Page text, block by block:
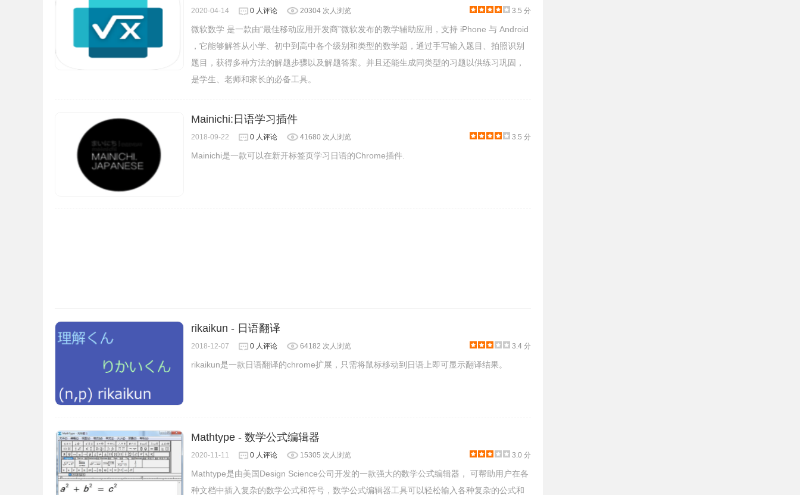
5、你可以使用缩放轴独立的进行缩放或手动编辑窗口大小，以获得完美的窗口。
6、Desmos Graphing Calculator插件不仅可以制图，绘制极，笛卡尔或参数图，还可以调整值交互方式建立的直
觉或动画，任何参数的可视化图形上的效果图。
7、插件还可以作为计算机使用，只需输入你想解决的方程式，它就会告诉你答案。Desmos Graphing Calculator
插件可以处理平方根，原木，绝对值等的计算。
2020-04-14 0 人评论 20304 次人浏览 3.5 分
微软数学 是一款由“最佳移动应用开发商”微软发布的教学辅助应用，支持 iPhone 与 Android
，它能够解答从小学、初中到高中各个级别和类型的数学题，通过手写输入题目、拍照识别
题目，获得多种方法的解题步骤以及解题答案。并且还能生成同类型的习题以供练习巩固，
是学生、老师和家长的必备工具。
Mainichi:日语学习插件
2018-09-22 0 人评论 41680 次人浏览 3.5 分
Mainichi是一款可以在新开标签页学习日语的Chrome插件.
rikaikun - 日语翻译
2018-12-07 0 人评论 64182 次人浏览 3.4 分
rikaikun是一款日语翻译的chrome扩展，只需将鼠标移动到日语上即可显示翻译结果。
Mathtype - 数学公式编辑器
2020-11-11 0 人评论 15305 次人浏览 3.0 分
Mathtype是由美国Design Science公司开发的一款强大的数学公式编辑器， 可帮助用户在各
种文档中插入复杂的数学公式和符号，数学公式编辑器工具可以轻松输入各种复杂的公式和